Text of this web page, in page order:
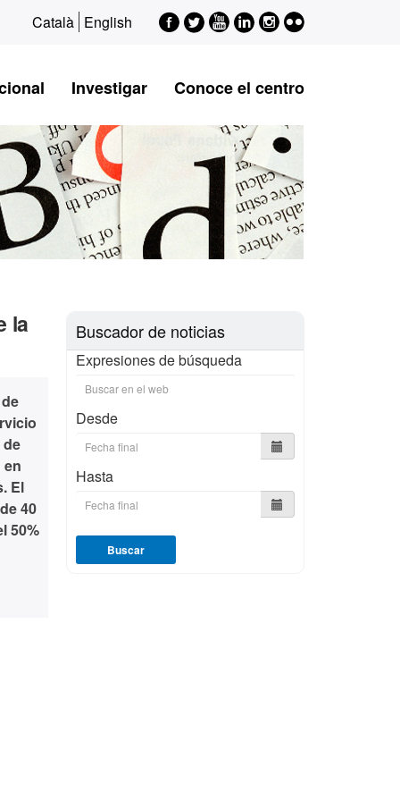
Català English Facebook
Twitter
Youtube
LinkedIn
Instagram
Flickr
Investigar Conoce el centro
la
de
en
El
40
50%
Buscador de noticias
Expresiones de búsqueda
Desde
Hasta
Buscar